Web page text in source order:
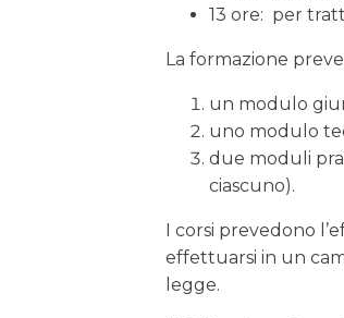
13 ore: per
La formazione
un modulo
uno modulo
due moduli
ciascuno).
I corsi prevedono
effettuarsi in un
legge.